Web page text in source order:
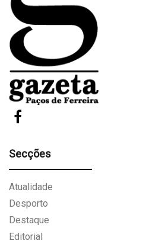
Secções
Atualidade
Desporto
Destaque
Editorial